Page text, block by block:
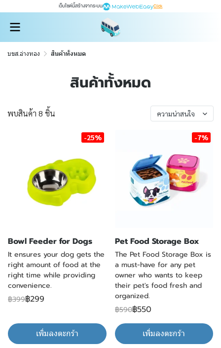
เว็บไซต์นี้สร้างจากระบบ Click
บขส.อ่างทอง สินค้าทั้งหมด
สินค้าทั้งหมด
พบสินค้า 8 ชิ้น ความน่าสนใจ
-25%
Bowl Feeder for Dogs
It ensures your dog gets the
right amount of food at the
right time while providing
convenience.
฿399฿299
เพิ่มลงตะกร้า
-7%
Pet Food Storage Box
The Pet Food Storage Box is
a must-have for any pet
owner who wants to keep
their pet's food fresh and
organized.
฿590฿550
เพิ่มลงตะกร้า